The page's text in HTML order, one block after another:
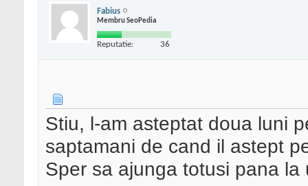
Fabius
Membru SeoPedia
Reputatie: 36
Stiu, l-am asteptat doua luni
saptamani de cand il astept
Sper sa ajunga totusi pana la